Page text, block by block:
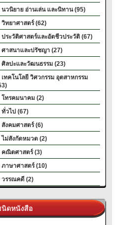
นวนิยาย อ่านเล่น และนิทาน (95)
วิทยาศาสตร์ (62)
ประวัติศาสตร์และอัตชีวประวัติ (67)
ศาสนาและปรัชญา (27)
ศิลปะและวัฒนธรรม (23)
เทคโนโลยี วิศวกรรม อุตสาหกรรม
โทรคมนาคม (2)
ทั่วไป (67)
สังคมศาสตร์ (6)
ไม่สังกัดหมวด (2)
คณิตศาสตร์ (3)
ภาษาศาสตร์ (10)
วรรณคดี (2)
ดหนังสือ